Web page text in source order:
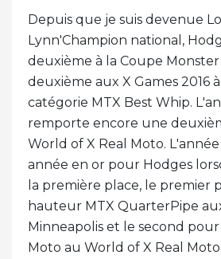
Depuis que je suis devenue
Lynn'Champion national,
deuxième à la Coupe
deuxième aux X Games 2016
catégorie MTX Best Whip.
remporte encore une
World of X Real Moto.
année en or pour Hodges
la première place, le premier
hauteur MTX QuarterPipe
Minneapolis et le second pour
Moto au World of X Real Moto.